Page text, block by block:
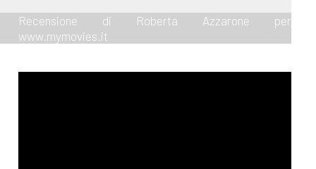
Recensione di Roberta Azzarone per
www.mymovies.it